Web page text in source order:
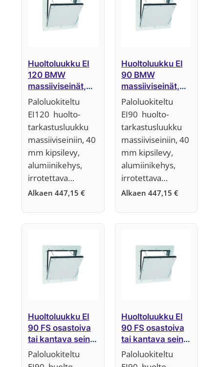
Huoltoluukku EI
120 BMW
massiiviseinät,
40 mm,
Järjestelmä F5
Paloluokiteltu
EI120 huolto-
tarkastusluukku
massiiviseiniin, 40
mm kipsilevy,
alumiinikehys,
irrotettava…
Alkaen 447,15 €
Huoltoluukku EI
90 BMW
massiiviseinät,
40 mm,
Järjestelmä F5
Paloluokiteltu
EI90 huolto-
tarkastusluukku
massiiviseiniin, 40
mm kipsilevy,
alumiinikehys,
irrotettava…
Alkaen 447,15 €
Huoltoluukku EI
90 FS osastoiva
tai kantava seinä,
45 mm,
Järjestelmä F5
Paloluokiteltu
Huoltoluukku EI
90 FS osastoiva
tai kantava seinä,
40 mm,
Järjestelmä F5
Paloluokiteltu